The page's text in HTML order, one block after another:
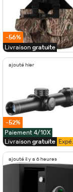
-56%
Livraison gratuite
ajouté hier
-52%
Paiement 4/10X
Livraison gratuite Expé.
ajouté il y a 6 heures